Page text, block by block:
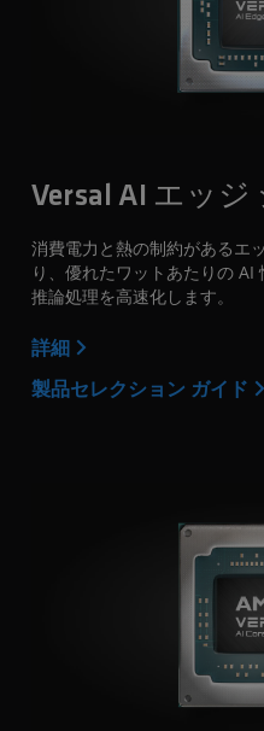
Versal AI エッジ
消費電力と熱の制約があるエ
り、優れたワットあたりの
推論処理を高速化します。
詳細
製品セレクション ガイド